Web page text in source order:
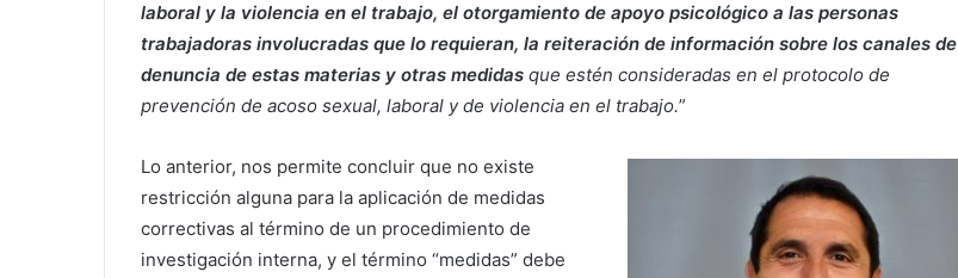
laboral y la violencia en el trabajo, el otorgamiento de apoyo psicológico a las personas
trabajadoras involucradas que lo requieran, la reiteración de información sobre los canales de
denuncia de estas materias y otras medidas que estén consideradas en el protocolo de
prevención de acoso sexual, laboral y de violencia en el trabajo.”
Lo anterior, nos permite concluir que no existe
restricción alguna para la aplicación de medidas
correctivas al término de un procedimiento de
investigación interna, y el término “medidas” debe